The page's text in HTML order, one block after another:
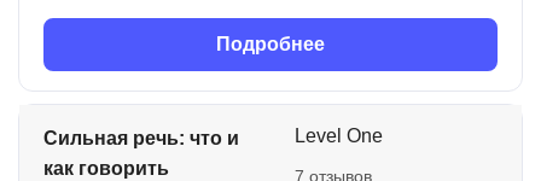
Подробнее
Сильная речь: что и
как говорить
Level One
7 отзывов